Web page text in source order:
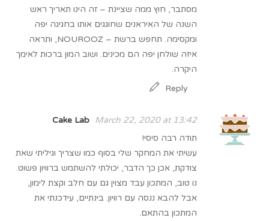
מסתבר, חוץ ממה שציינת – זה הינו תאריך ראש
השנה של האיראנים שחוגגים אותו בחגיגה יפה
ומקסימה. תחפש ברשת – NOUROOZ, ותראה
איזה שולחן יפה הם מכינים. ושוב המון ברכות לאימך
היקרה.
Reply
Cake Lab
March 22, 2020 at 13:42
תודה רבה סיסי!
עשיתי את המחקר שלי בסוף כמו שצריך וגיליתי שאת
צודקת, אכן כך הדבר, יכולתי להשתמש ברוויון פשוט.
נו טוב, המתכון עבד מצוין גם עם חלב וקצת לימון,
אבל להבא ננסה עם רוויון. בינתיים, עידכנתי את
המתכון בהתאם.